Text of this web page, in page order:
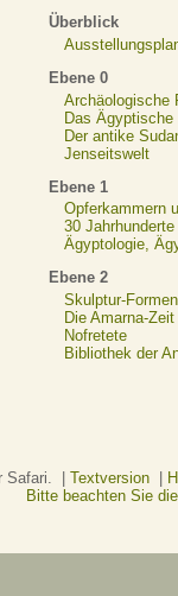
Überblick
Ebene 0
Archäologische
Das Ägyptische
Der antike
Jenseitswelt
Ebene 1
Opferkammern
30
Ägyptologie,
Ebene 2
Skulptur-Formen
Die Amarna-Zeit
Nofretete
Bibliothek der
Safari. | Textversion|
Bitte beachten Sie